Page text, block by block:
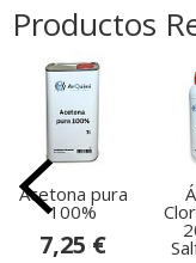
Productos
Acetona pura
100%
7,25 €